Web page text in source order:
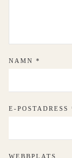
NAMN *
E-POSTADRESS
WEBBPLATS